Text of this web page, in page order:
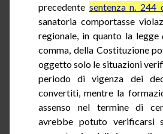
precedente sentenza n. 244
sanatoria comportasse
regionale, in quantola legge
comma, della Costituzione
oggetto solo le situazioni
periodo di vigenza dei
convertiti, mentre la
assenso nel termine di
avrebbe potuto verificarsi